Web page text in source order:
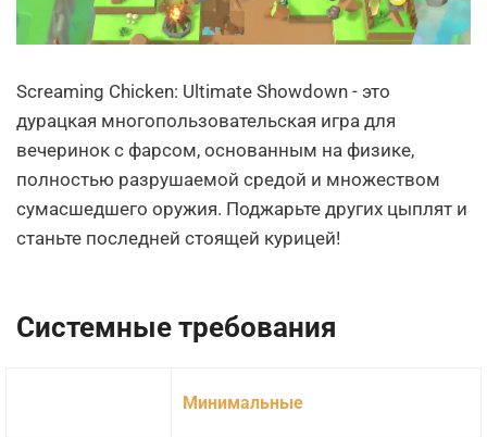
Screaming Chicken: Ultimate Showdown - это
дурацкая многопользовательская игра для
вечеринок с фарсом, основанным на физике,
полностью разрушаемой средой и множеством
сумасшедшего оружия. Поджарьте других цыплят и
станьте последней стоящей курицей!
Системные требования
Минимальные